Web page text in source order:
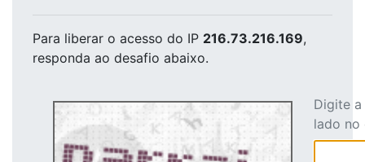
Para liberar o acesso do IP 216.73.216.169,
responda ao desafio abaixo.
Digite
lado no